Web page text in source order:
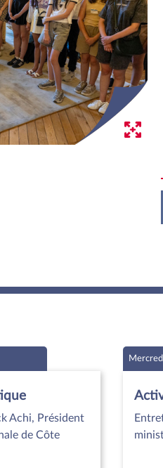
Achi, Président
de Côte